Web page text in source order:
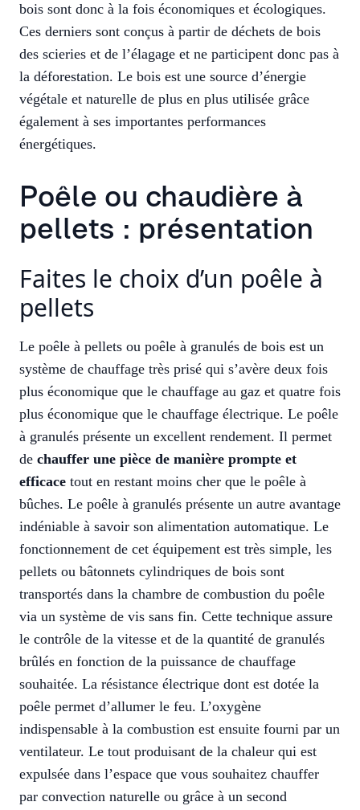
bois sont donc à la fois économiques et écologiques.
Ces derniers sont conçus à partir de déchets de bois
des scieries et de l’élagage et ne participent donc pas à
la déforestation. Le bois est une source d’énergie
végétale et naturelle de plus en plus utilisée grâce
également à ses importantes performances
énergétiques.
Poêle ou chaudière à
pellets : présentation
Faites le choix d’un poêle à
pellets
Le poêle à pellets ou poêle à granulés de bois est un
système de chauffage très prisé qui s’avère deux fois
plus économique que le chauffage au gaz et quatre fois
plus économique que le chauffage électrique. Le poêle
à granulés présente un excellent rendement. Il permet
de chauffer une pièce de manière prompte et
efficace tout en restant moins cher que le poêle à
bûches. Le poêle à granulés présente un autre avantage
indéniable à savoir son alimentation automatique. Le
fonctionnement de cet équipement est très simple, les
pellets ou bâtonnets cylindriques de bois sont
transportés dans la chambre de combustion du poêle
via un système de vis sans fin. Cette technique assure
le contrôle de la vitesse et de la quantité de granulés
brûlés en fonction de la puissance de chauffage
souhaitée. La résistance électrique dont est dotée la
poêle permet d’allumer le feu. L’oxygène
indispensable à la combustion est ensuite fourni par un
ventilateur. Le tout produisant de la chaleur qui est
expulsée dans l’espace que vous souhaitez chauffer
par convection naturelle ou grâce à un second